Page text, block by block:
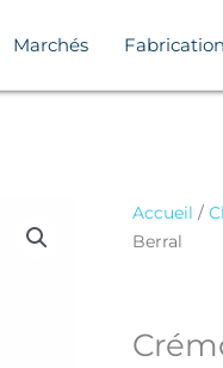
Marchés Fabrication
Accueil /
Berral